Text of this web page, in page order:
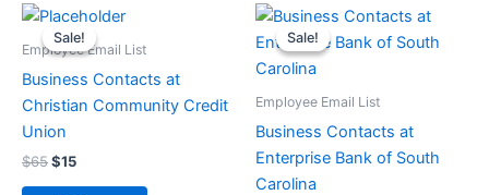
Sale!
Sale!
Employee Email List
Business Contacts at
Christian Community Credit
Union
$65
O
preço
original
$65.
$15
O
preço
atual
$15.
Sale!
Sale!
Employee Email List
Business Contacts at
Enterprise Bank of South
Carolina
O
preço
original
era:
O
preço
atual
é: